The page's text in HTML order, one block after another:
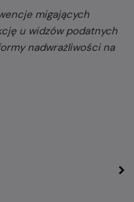
migających
u widzów podatnych
nadwrażliwości na